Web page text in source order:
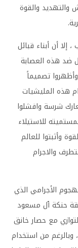
والقوة
إلا أن أبناء قبائل
ضد هذه العصابة
تصميماً
هذه المليشيات
شرسة وافشلوا
للاستيلاء
وأثبتوا للعالم
والاجرام
الأجرامي الذي
حنكة ٱل مسعود
مع حصار خانق
من استخدام